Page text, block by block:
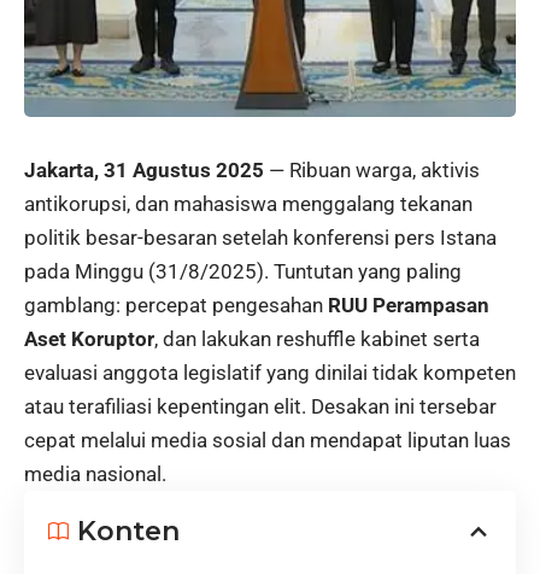
Jakarta, 31 Agustus 2025 — Ribuan warga, aktivis
antikorupsi, dan mahasiswa menggalang tekanan
politik besar-besaran setelah konferensi pers Istana
pada Minggu (31/8/2025). Tuntutan yang paling
gamblang: percepat pengesahan RUU Perampasan
Aset Koruptor, dan lakukan reshuffle kabinet serta
evaluasi anggota legislatif yang dinilai tidak kompeten
atau terafiliasi kepentingan elit. Desakan ini tersebar
cepat melalui media sosial dan mendapat liputan luas
media nasional.
Konten